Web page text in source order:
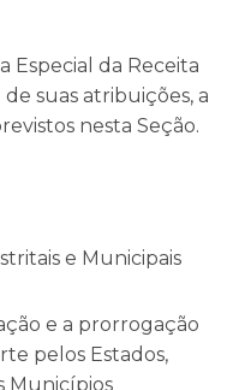
Especial da Receita
suas atribuições, a
nesta Seção.
e Municipais
e a prorrogação
pelos Estados,
Municípios